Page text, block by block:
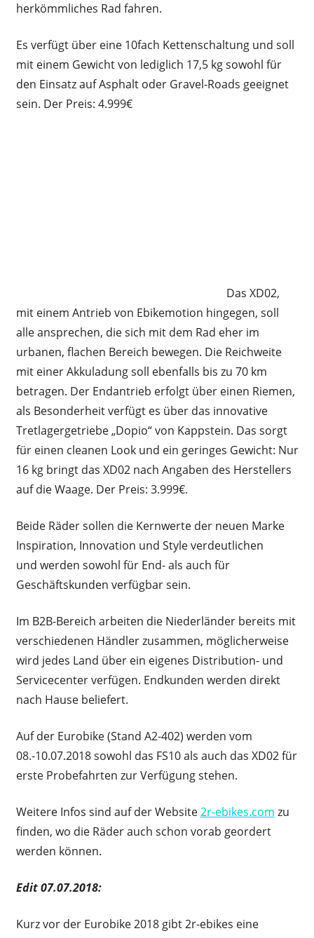
herkömmliches Rad fahren.
Es verfügt über eine 10fach Kettenschaltung und soll
mit einem Gewicht von lediglich 17,5 kg sowohl für
den Einsatz auf Asphalt oder Gravel-Roads geeignet
sein. Der Preis: 4.999€
Das XD02,
mit einem Antrieb von Ebikemotion hingegen, soll
alle ansprechen, die sich mit dem Rad eher im
urbanen, flachen Bereich bewegen. Die Reichweite
mit einer Akkuladung soll ebenfalls bis zu 70 km
betragen. Der Endantrieb erfolgt über einen Riemen,
als Besonderheit verfügt es über das innovative
Tretlagergetriebe „Dopio“ von Kappstein. Das sorgt
für einen cleanen Look und ein geringes Gewicht: Nur
16 kg bringt das XD02 nach Angaben des Herstellers
auf die Waage. Der Preis: 3.999€.
Beide Räder sollen die Kernwerte der neuen Marke
Inspiration, Innovation und Style verdeutlichen
und werden sowohl für End- als auch für
Geschäftskunden verfügbar sein.
Im B2B-Bereich arbeiten die Niederländer bereits mit
verschiedenen Händler zusammen, möglicherweise
wird jedes Land über ein eigenes Distribution- und
Servicecenter verfügen. Endkunden werden direkt
nach Hause beliefert.
Auf der Eurobike (Stand A2-402) werden vom
08.-10.07.2018 sowohl das FS10 als auch das XD02 für
erste Probefahrten zur Verfügung stehen.
Weitere Infos sind auf der Website2r-ebikes.com zu
finden, wo die Räder auch schon vorab geordert
werden können.
Edit 07.07.2018:
Kurz vor der Eurobike 2018 gibt 2r-ebikes eine